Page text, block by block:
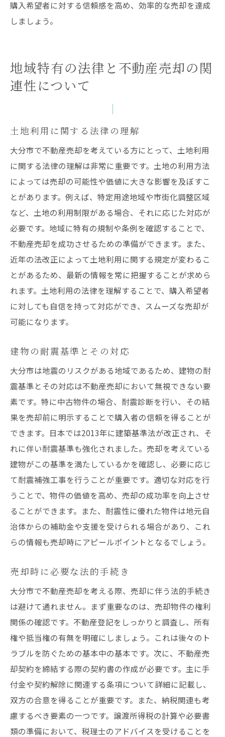
購入希望者に対する信頼感を高め、効率的な売却を達成
しましょう。
地域特有の法律と不動産売却の関
連性について
土地利用に関する法律の理解
大分市で不動産売却を考えている方にとって、土地利用
に関する法律の理解は非常に重要です。土地の利用方法
によっては売却の可能性や価値に大きな影響を及ぼすこ
とがあります。例えば、特定用途地域や市街化調整区域
など、土地の利用制限がある場合、それに応じた対応が
必要です。地域に特有の規制や条例を確認することで、
不動産売却を成功させるための準備ができます。また、
近年の法改正によって土地利用に関する規定が変わるこ
とがあるため、最新の情報を常に把握することが求めら
れます。土地利用の法律を理解することで、購入希望者
に対しても自信を持って対応ができ、スムーズな売却が
可能になります。
建物の耐震基準とその対応
大分市は地震のリスクがある地域であるため、建物の耐
震基準とその対応は不動産売却において無視できない要
素です。特に中古物件の場合、耐震診断を行い、その結
果を売却前に明示することで購入者の信頼を得ることが
できます。日本では2013年に建築基準法が改正され、そ
れに伴い耐震基準も強化されました。売却を考えている
建物がこの基準を満たしているかを確認し、必要に応じ
て耐震補強工事を行うことが重要です。適切な対応を行
うことで、物件の価値を高め、売却の成功率を向上させ
ることができます。また、耐震性に優れた物件は地元自
治体からの補助金や支援を受けられる場合があり、これ
らの情報も売却時にアピールポイントとなるでしょう。
売却時に必要な法的手続き
大分市で不動産売却を考える際、売却に伴う法的手続き
は避けて通れません。まず重要なのは、売却物件の権利
関係の確認です。不動産登記をしっかりと調査し、所有
権や抵当権の有無を明確にしましょう。これは後々のト
ラブルを防ぐための基本中の基本です。次に、不動産売
却契約を締結する際の契約書の作成が必要です。主に手
付金や契約解除に関連する条項について詳細に記載し、
双方の合意を得ることが重要です。また、納税関連も考
慮するべき要素の一つです。譲渡所得税の計算や必要書
類の準備において、税理士のアドバイスを受けることを